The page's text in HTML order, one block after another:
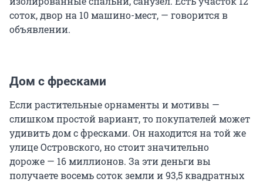
соток, двор на 10 машино-мест, — говорится в
объявлении.
Дом с фресками
Если растительные орнаменты и мотивы —
слишком простой вариант, то покупателей может
удивить дом с фресками. Он находится на той же
улице Островского, но стоит значительно
дороже — 16 миллионов. За эти деньги вы
получаете восемь соток земли и 93,5 квадратных